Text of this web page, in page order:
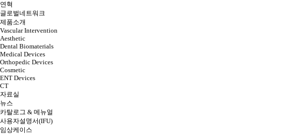
연혁
글로벌네트워크
제품소개
Vascular Intervention
Aesthetic
Dental Biomaterials
Medical Devices
Orthopedic Devices
Cosmetic
ENT Devices
CT
자료실
뉴스
카탈로그 & 메뉴얼
사용자설명서(IFU)
임상케이스